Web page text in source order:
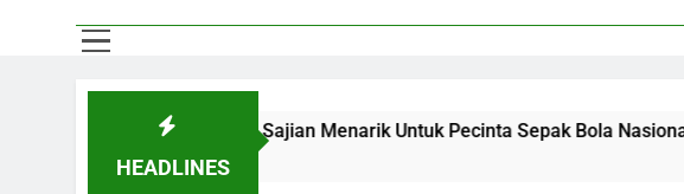
HEADLINES
Menjadi Sajian Menarik Untuk Pecinta Sepak Bola Nasional Jalalive